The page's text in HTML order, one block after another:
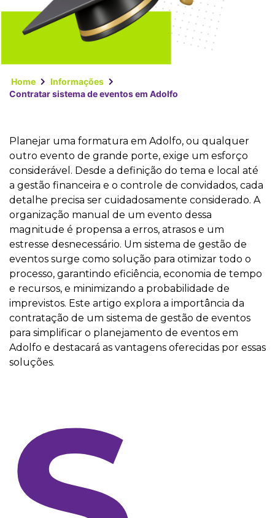
Home
Informações
Contratar sistema de eventos em Adolfo
Planejar uma formatura em Adolfo, ou qualquer
outro evento de grande porte, exige um esforço
considerável. Desde a definição do tema e local até
a gestão financeira e o controle de convidados, cada
detalhe precisa ser cuidadosamente considerado. A
organização manual de um evento dessa
magnitude é propensa a erros, atrasos e um
estresse desnecessário. Um sistema de gestão de
eventos surge como solução para otimizar todo o
processo, garantindo eficiência, economia de tempo
e recursos, e minimizando a probabilidade de
imprevistos. Este artigo explora a importância da
contratação de um sistema de gestão de eventos
para simplificar o planejamento de eventos em
Adolfo e destacará as vantagens oferecidas por essas
soluções.